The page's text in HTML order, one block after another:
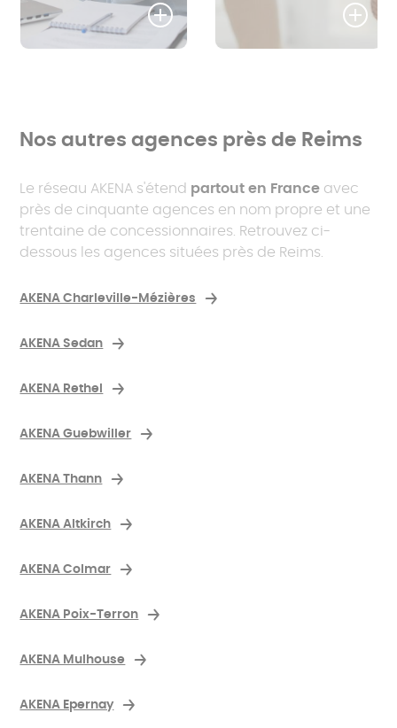
Nos autres agences près de Reims
Le réseau AKENA s'étend partout en France avec
près de cinquante agences en nom propre et une
trentaine de concessionnaires. Retrouvez ci-
dessous les agences situées près de Reims.
AKENA Charleville-Mézières
AKENA Sedan
AKENA Rethel
AKENA Guebwiller
AKENA Thann
AKENA Altkirch
AKENA Colmar
AKENA Poix-Terron
AKENA Mulhouse
AKENA Epernay